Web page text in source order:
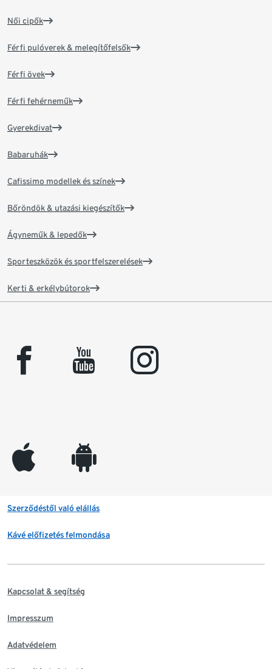
Női cipők
Férfi pulóverek & melegítőfelsők
Férfi övek
Férfi fehérneműk
Gyerekdivat
Babaruhák
Cafissimo modellek és színek
Bőröndök & utazási kiegészítők
Ágyneműk & lepedők
Sporteszközök és sportfelszerelések
Kerti & erkélybútorok
facebook youtube instagram
appleinc android
Szerződéstől való elállás
Kávé előfizetés felmondása
Kapcsolat & segítség
Impresszum
Adatvédelem